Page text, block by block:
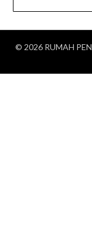
© 2026 RUMAH